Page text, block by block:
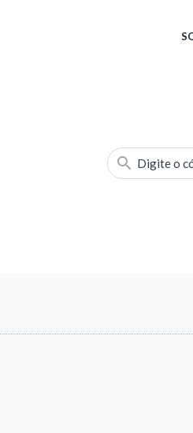
Digite o